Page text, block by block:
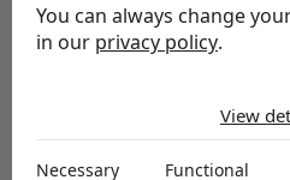
You can always change
in our privacy policy.
View
Necessary Functional
adres van de bestuurders
schorsten commissarissen
Geert-Jan van der Snoek en
Epskamp – vanwege een